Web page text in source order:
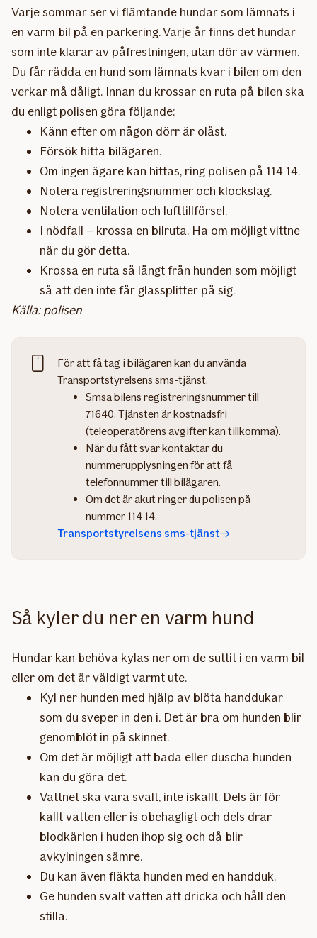
Varje sommar ser vi flämtande hundar som lämnats i
en varm bil på en parkering. Varje år finns det hundar
som inte klarar av påfrestningen, utan dör av värmen.
Du får rädda en hund som lämnats kvar i bilen om den
verkar må dåligt. Innan du krossar en ruta på bilen ska
du enligt polisen göra följande:
Känn efter om någon dörr är olåst.
Försök hitta bilägaren.
Om ingen ägare kan hittas, ring polisen på 114 14.
Notera registreringsnummer och klockslag.
Notera ventilation och lufttillförsel.
I nödfall – krossa en bilruta. Ha om möjligt vittne
när du gör detta.
Krossa en ruta så långt från hunden som möjligt
så att den inte får glassplitter på sig.
Källa: polisen
För att få tag i bilägaren kan du använda
Transportstyrelsens sms-tjänst.
Smsa bilens registreringsnummer till
71640. Tjänsten är kostnadsfri
(teleoperatörens avgifter kan tillkomma).
När du fått svar kontaktar du
nummerupplysningen för att få
telefonnummer till bilägaren.
Om det är akut ringer du polisen på
nummer 114 14.
Transportstyrelsens sms-tjänst
Så kyler du ner en varm hund
Hundar kan behöva kylas ner om de suttit i en varm bil
eller om det är väldigt varmt ute.
Kyl ner hunden med hjälp av blöta handdukar
som du sveper in den i. Det är bra om hunden blir
genomblöt in på skinnet.
Om det är möjligt att bada eller duscha hunden
kan du göra det.
Vattnet ska vara svalt, inte iskallt. Dels är för
kallt vatten eller is obehagligt och dels drar
blodkärlen i huden ihop sig och då blir
avkylningen sämre.
Du kan även fläkta hunden med en handduk.
Ge hunden svalt vatten att dricka och håll den
stilla.